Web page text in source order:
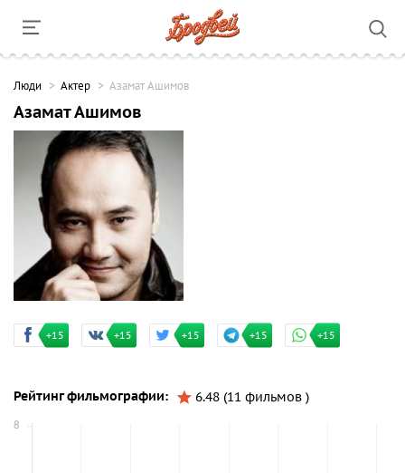
Люди Актер Азамат Ашимов
Азамат Ашимов
+15 +15 +15 +15 +15
Рейтинг фильмографии: 6.48 (11 фильмов )